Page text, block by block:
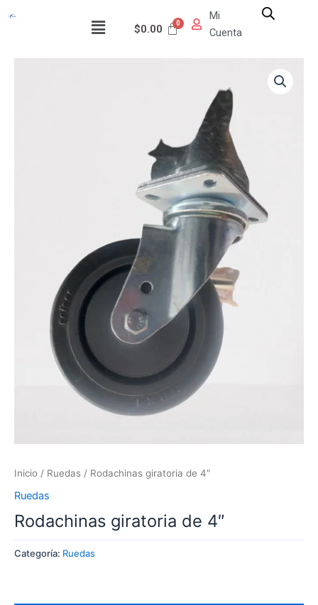
Menú $0.00
Mi
Cuenta
Inicio / Ruedas / Rodachinas giratoria de 4″
Ruedas
Rodachinas giratoria de 4″
Categoría: Ruedas